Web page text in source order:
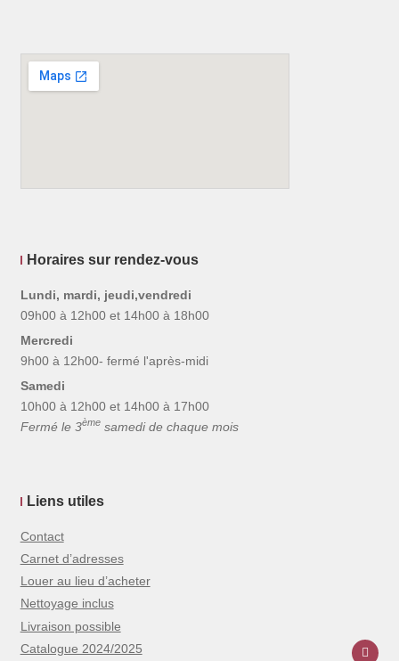
Horaires sur rendez-vous
Lundi, mardi, jeudi,vendredi
09h00 à 12h00 et 14h00 à 18h00
Mercredi
9h00 à 12h00- fermé l'après-midi
Samedi
10h00 à 12h00 et 14h00 à 17h00
Fermé le 3èmesamedi de chaque mois
Liens utiles
Contact
Carnet d’adresses
Louer au lieu d’acheter
Nettoyage inclus
Livraison possible
Catalogue 2024/2025